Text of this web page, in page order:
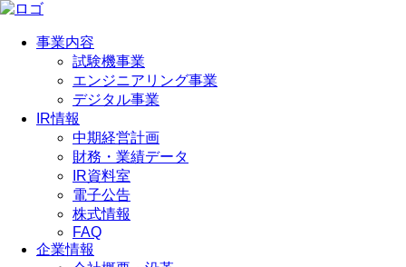
事業内容
試験機事業
エンジニアリング事業
デジタル事業
IR情報
中期経営計画
財務・業績データ
IR資料室
電子公告
株式情報
FAQ
企業情報